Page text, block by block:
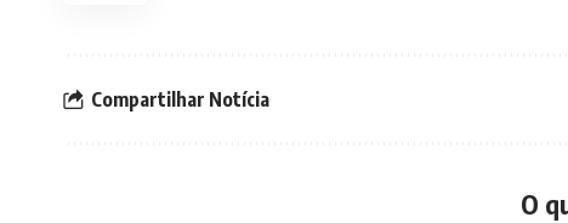
Compartilhar Notícia
O